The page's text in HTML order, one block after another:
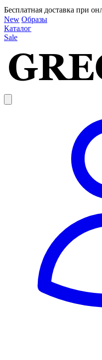
Бесплатная доставка при
New Образы
Каталог
Sale